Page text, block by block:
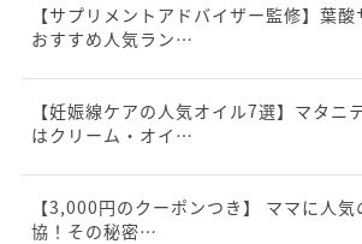
【サプリメントアドバイザー監修】葉酸
おすすめ人気ラン…
【妊娠線ケアの人気オイル7選】マタニ
はクリーム・オイ…
【3,000円のクーポンつき】 ママに人気
協！その秘密…